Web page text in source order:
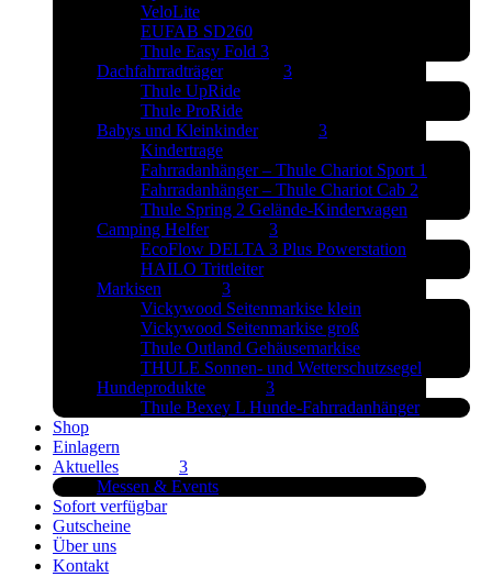
VeloLite
EUFAB SD260
Thule Easy Fold 3
Dachfahrradträger
Thule UpRide
Thule ProRide
Babys und Kleinkinder
Kindertrage
Fahrradanhänger – Thule Chariot Sport 1
Fahrradanhänger – Thule Chariot Cab 2
Thule Spring 2 Gelände-Kinderwagen
Camping Helfer
EcoFlow DELTA 3 Plus Powerstation
HAILO Trittleiter
Markisen
Vickywood Seitenmarkise klein
Vickywood Seitenmarkise groß
Thule Outland Gehäusemarkise
THULE Sonnen- und Wetterschutzsegel
Hundeprodukte
Thule Bexey L Hunde-Fahrradanhänger
Shop
Einlagern
Aktuelles
Messen & Events
Sofort verfügbar
Gutscheine
Über uns
Kontakt